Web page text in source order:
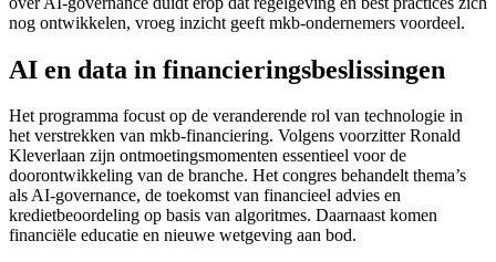
nog ontwikkelen, vroeg inzicht geeft mkb-ondernemers voordeel.
AI en data in financieringsbeslissingen
Het programma focust op de veranderende rol van technologie in
het verstrekken van mkb-financiering. Volgens voorzitter Ronald
Kleverlaan zijn ontmoetingsmomenten essentieel voor de
doorontwikkeling van de branche. Het congres behandelt thema’s
als AI-governance, de toekomst van financieel advies en
kredietbeoordeling op basis van algoritmes. Daarnaast komen
financiële educatie en nieuwe wetgeving aan bod.